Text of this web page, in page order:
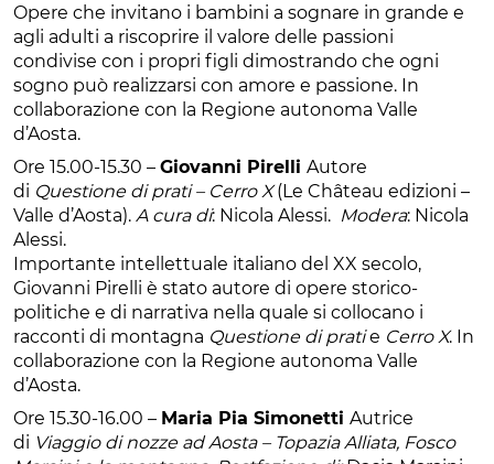
Opere che invitano i bambini a sognare in grande e
agli adulti a riscoprire il valore delle passioni
condivise con i propri figli dimostrando che ogni
sogno può realizzarsi con amore e passione. In
collaborazione con la Regione autonoma Valle
d’Aosta.
Ore 15.00-15.30 – Giovanni Pirelli Autore
di Questione di prati – Cerro X(Le Château edizioni –
Valle d’Aosta). A cura di: Nicola Alessi. Modera: Nicola
Alessi.
Importante intellettuale italiano del XX secolo,
Giovanni Pirelli è stato autore di opere storico-
politiche e di narrativa nella quale si collocano i
racconti di montagna Questione di pratie Cerro X. In
collaborazione con la Regione autonoma Valle
d’Aosta.
Ore 15.30-16.00 – Maria Pia Simonetti Autrice
di Viaggio di nozze ad Aosta – Topazia Alliata, Fosco